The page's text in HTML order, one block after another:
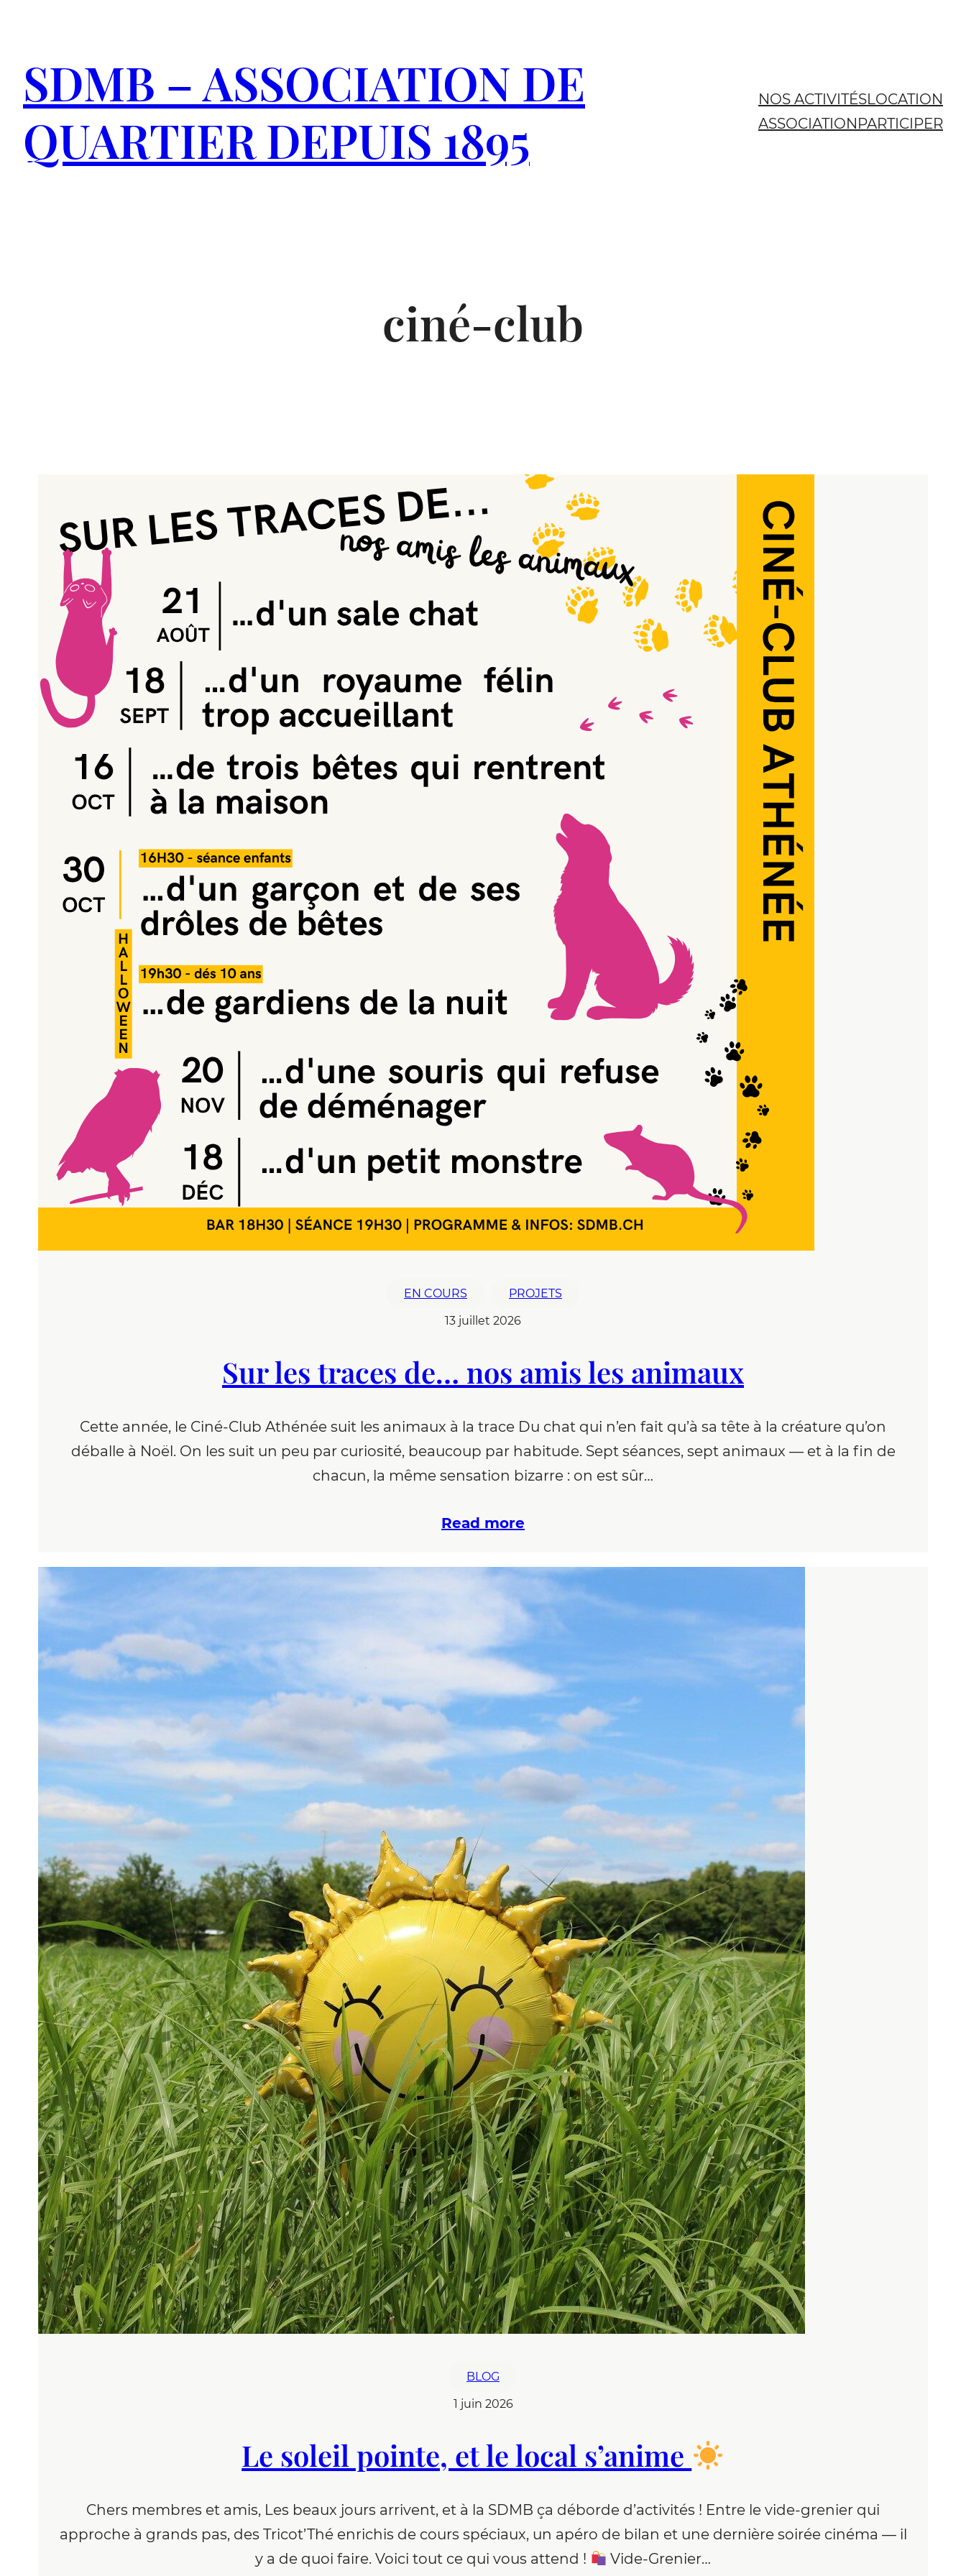
contenu
SDMB – ASSOCIATION DE
QUARTIER DEPUIS 1895
NOS ACTIVITÉSLOCATION
ASSOCIATIONPARTICIPER
ciné-club
EN COURS
PROJETS
13 juillet 2026
Sur les traces de… nos amis les animaux
Cette année, le Ciné-Club Athénée suit les animaux à la trace Du chat qui n’en fait qu’à sa tête à la créature qu’on
déballe à Noël. On les suit un peu par curiosité, beaucoup par habitude. Sept séances, sept animaux — et à la fin de
chacun, la même sensation bizarre : on est sûr…
Read more
BLOG
1 juin 2026
Le soleil pointe, et le local s’anime
Chers membres et amis, Les beaux jours arrivent, et à la SDMB ça déborde d’activités ! Entre le vide-grenier qui
approche à grands pas, des Tricot’Thé enrichis de cours spéciaux, un apéro de bilan et une dernière soirée cinéma — il
y a de quoi faire. Voici tout ce qui vous attend !
Vide-Grenier…